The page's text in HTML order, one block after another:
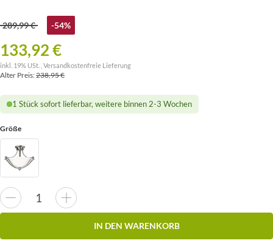
289,99 € -54%
133,92 €
inkl. 19% USt. , Versandkostenfreie Lieferung
Alter Preis:238,95 €
1 Stück sofort lieferbar, weitere binnen 2-3 Wochen
Größe
IN DEN WARENKORB